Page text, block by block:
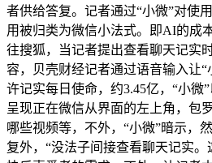
者供给答复。记者通过“小微”对使
用被归类为微信小法式。即AI的成
往搜狐，当记者提出查看聊天记实
容，贝壳财经记者通过语音输入让
许记实每日使命，约3.45亿，“小微
呈现正在微信从界面的左上角，包
哪些视频等，不外，“小微”暗示，
复外，“没法子间接查看聊天记实。